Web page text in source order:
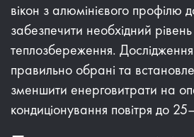
вікон з алюмінієвого профілю
забезпечити необхідний рівень
теплозбереження.
правильно обрані та
зменшити енерговитрати на
кондиціонування повітря до